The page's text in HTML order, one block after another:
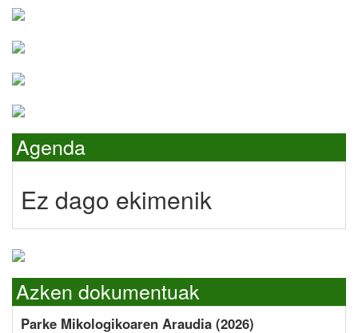
Agenda
Ez dago ekimenik
Azken dokumentuak
Parke Mikologikoaren Araudia (2026)